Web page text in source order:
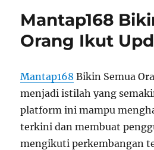
Mantap168
Orang Ikut
Mantap168 Bikin Semua
menjadi istilah yang
platform ini mampu
terkini dan membuat
mengikuti perkembangan